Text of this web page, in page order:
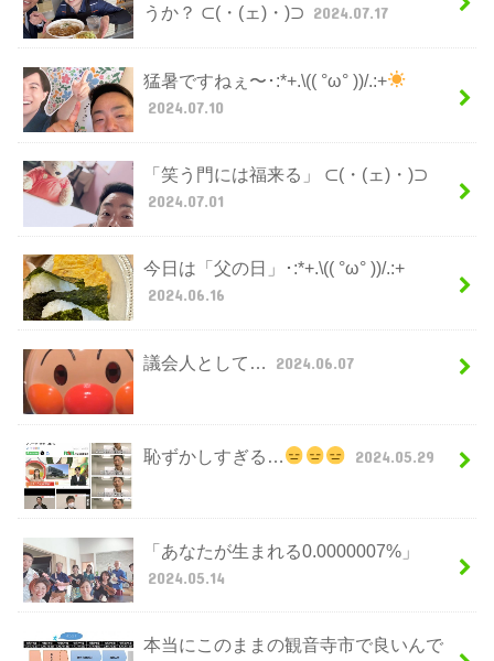
うか？ ⊂(・(ェ)・)⊃ 2024.07.17
猛暑ですねぇ〜･:*+.\(( °ω° ))/.:+
2024.07.10
「笑う門には福来る」 ⊂(・(ェ)・)⊃
2024.07.01
今日は「父の日」･:*+.\(( °ω° ))/.:+
2024.06.16
議会人として… 2024.06.07
恥ずかしすぎる… 2024.05.29
「あなたが生まれる0.0000007%」
2024.05.14
本当にこのままの観音寺市で良いんで